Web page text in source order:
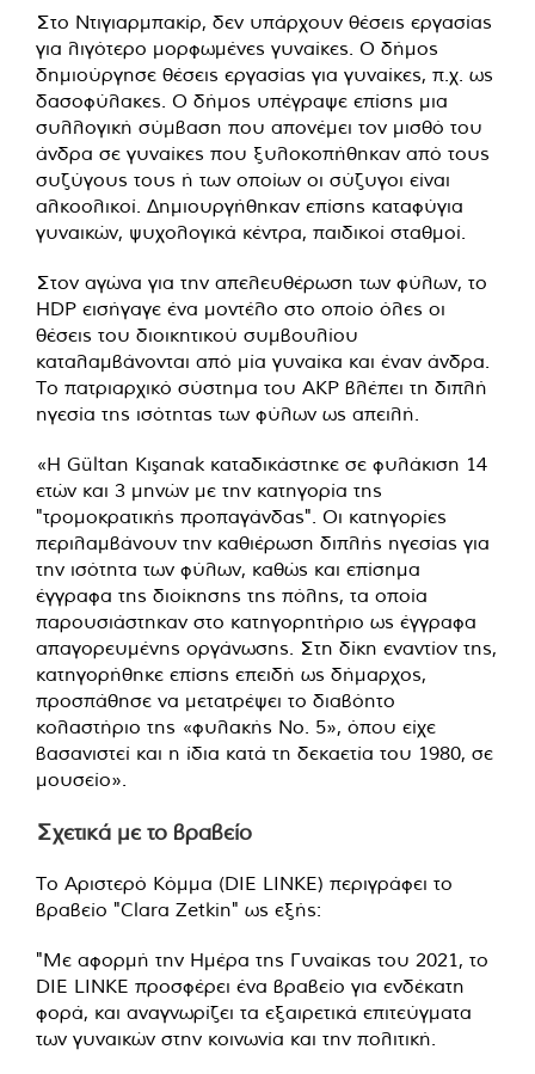
Στο Ντιγιαρμπακίρ, δεν υπάρχουν θέσεις εργασίας
για λιγότερο μορφωμένες γυναίκες. Ο δήμος
δημιούργησε θέσεις εργασίας για γυναίκες, π.χ. ως
δασοφύλακες. Ο δήμος υπέγραψε επίσης μια
συλλογική σύμβαση που απονέμει τον μισθό του
άνδρα σε γυναίκες που ξυλοκοπήθηκαν από τους
συζύγους τους ή των οποίων οι σύζυγοι είναι
αλκοολικοί. Δημιουργήθηκαν επίσης καταφύγια
γυναικών, ψυχολογικά κέντρα, παιδικοί σταθμοί.
Στον αγώνα για την απελευθέρωση των φύλων, το
HDP εισήγαγε ένα μοντέλο στο οποίο όλες οι
θέσεις του διοικητικού συμβουλίου
καταλαμβάνονται από μία γυναίκα και έναν άνδρα.
Το πατριαρχικό σύστημα του AKP βλέπει τη διπλή
ηγεσία της ισότητας των φύλων ως απειλή.
«Η Gültan Kışanak καταδικάστηκε σε φυλάκιση 14
ετών και 3 μηνών με την κατηγορία της
"τρομοκρατικής προπαγάνδας". Οι κατηγορίες
περιλαμβάνουν την καθιέρωση διπλής ηγεσίας για
την ισότητα των φύλων, καθώς και επίσημα
έγγραφα της διοίκησης της πόλης, τα οποία
παρουσιάστηκαν στο κατηγορητήριο ως έγγραφα
απαγορευμένης οργάνωσης. Στη δίκη εναντίον της,
κατηγορήθηκε επίσης επειδή ως δήμαρχος,
προσπάθησε να μετατρέψει το διαβόητο
κολαστήριο της «φυλακής Νο. 5», όπου είχε
βασανιστεί και η ίδια κατά τη δεκαετία του 1980, σε
μουσείο».
Σχετικά με το βραβείο
Το Αριστερό Κόμμα (DIE LINKE) περιγράφει το
βραβείο "Clara Zetkin" ως εξής:
"Με αφορμή την Ημέρα της Γυναίκας του 2021, το
DIE LINKE προσφέρει ένα βραβείο για ενδέκατη
φορά, και αναγνωρίζει τα εξαιρετικά επιτεύγματα
των γυναικών στην κοινωνία και την πολιτική.